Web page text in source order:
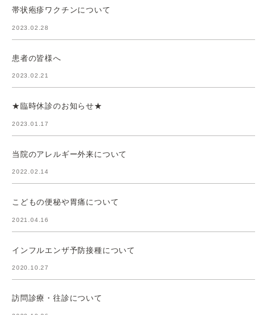
帯状疱疹ワクチンについて
2023.02.28
患者の皆様へ
2023.02.21
★臨時休診のお知らせ★
2023.01.17
当院のアレルギー外来について
2022.02.14
こどもの便秘や胃痛について
2021.04.16
インフルエンザ予防接種について
2020.10.27
訪問診療・往診について